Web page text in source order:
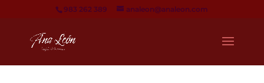
983 262 389 analeon@analeon.com